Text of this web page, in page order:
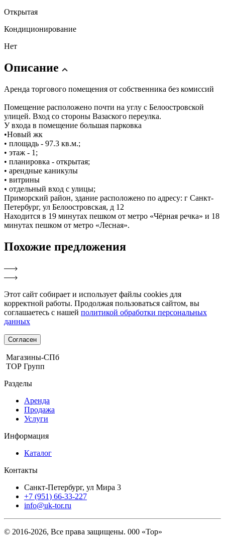
Открытая
Кондиционирование
Нет
Описание
Аренда торгового помещения от собственника без комиссий
Помещение расположено почти на углу с Белоостровской
улицей. Вход со стороны Вазаского переулка.
У входа в помещение большая парковка
•Новый жк
• площадь - 97.3 кв.м.;
• этаж - 1;
• планировка - открытая;
• арендные каникулы
• витрины
• отдельный вход с улицы;
Приморский район, здание расположено по адресу: г Санкт-
Петербург, ул Белоостровская, д 12
Находится в 19 минутах пешком от метро «Чёрная речка» и 18
минутах пешком от метро «Лесная».
Похожие предложения
Этот сайт собирает и использует файлы cookies для
корректной работы. Продолжая пользоваться сайтом, вы
соглашаетесь с нашей политикой обработки персональных
данных
Согласен
Магазины-СПб
ТОР Групп
Разделы
Аренда
Продажа
Услуги
Информация
Каталог
Контакты
Санкт-Петербург, ул Мира 3
+7 (951) 66-33-227
info@uk-tor.ru
© 2016-2026, Все права защищены. 000 «Тор»